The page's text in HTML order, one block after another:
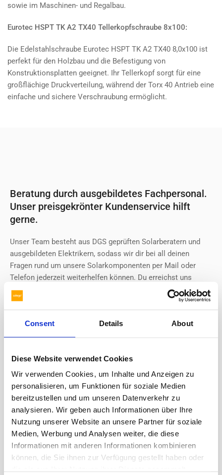
Consent Details About
Diese Website verwendet Cookies
Wir verwenden Cookies, um Inhalte und Anzeigen zu
personalisieren, um Funktionen für soziale Medien
bereitzustellen und um unseren Datenverkehr zu
analysieren. Wir geben auch Informationen über Ihre
Nutzung unserer Website an unsere Partner für soziale
Medien, Werbung und Analysen weiter, die diese
Informationen mit anderen Informationen kombinieren
können, die Sie ihnen zur Verfügung gestellt haben oder
sowie im Maschinen- und Regalbau.
Eurotec HSPT TK A2 TX40 Tellerkopfschraube 8x100:
Die Edelstahlschraube Eurotec HSPT TK A2 TX40 8,0x100 ist
perfekt für den Holzbau und die Befestigung von
Konstruktionsplatten geeignet. Ihr Tellerkopf sorgt für eine
großflächige Druckverteilung, während der Torx 40 Antrieb eine
einfache und sichere Verschraubung ermöglicht.
Beratung durch ausgebildetes Fachpersonal.
Unser preisgekrönter Kundenservice hilft
gerne.
Unser Team besteht aus DGS geprüften Solarberatern und
ausgebildeten Elektrikern, sodass wir dir bei all deinen
Fragen rund um unsere Solarkomponenten per Mail oder
Telefon jederzeit weiterhelfen können. Du erreichst uns
telefonisch oder über das Kontaktformular.
Kontaktformular oder per Mail an
Kontaktformular öffnen
Janik
Nolden
Marc
Meier
Joachim
Schumann
Kevin
Klaus